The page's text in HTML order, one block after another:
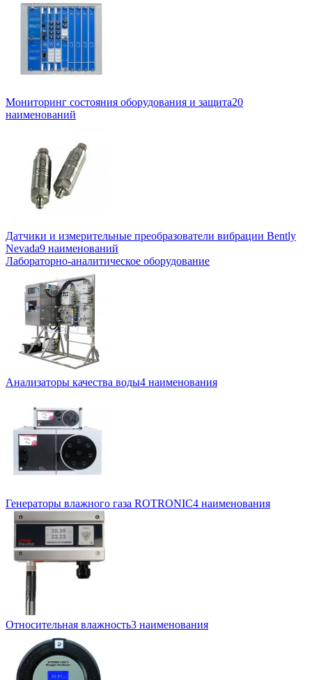
Мониторинг состояния оборудования и защита20
наименований
Датчики и измерительные преобразователи вибрации Bently
Nevada9 наименований
Лабораторно-аналитическое оборудование
Анализаторы качества воды4 наименования
Генераторы влажного газа ROTRONIC4 наименования
Относительная влажность3 наименования